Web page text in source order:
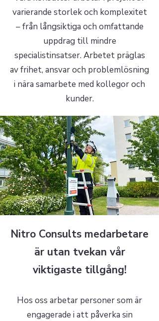
varierande storlek och komplexitet
– från långsiktiga och omfattande
uppdrag till mindre
specialistinsatser. Arbetet präglas
av frihet, ansvar och problemlösning
i nära samarbete med kollegor och
kunder.
Nitro Consults medarbetare
är utan tvekan vår
viktigaste tillgång!
Hos oss arbetar personer som är
engagerade i att påverka sin